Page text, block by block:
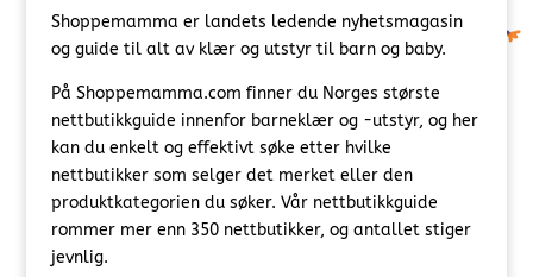
Shoppemamma er landets ledende nyhetsmagasin
og guide til alt av klær og utstyr til barn og baby.
På Shoppemamma.com finner du Norges største
nettbutikkguide innenfor barneklær og -utstyr, og her
kan du enkelt og effektivt søke etter hvilke
nettbutikker som selger det merket eller den
produktkategorien du søker. Vår nettbutikkguide
rommer mer enn 350 nettbutikker, og antallet stiger
jevnlig.